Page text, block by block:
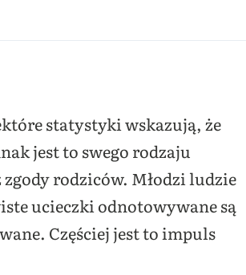
statystyki wskazują, że
jest to swego rodzaju
zgody rodziców. Młodzi ludzie
ucieczki odnotowywane są
Częściej jest to impuls